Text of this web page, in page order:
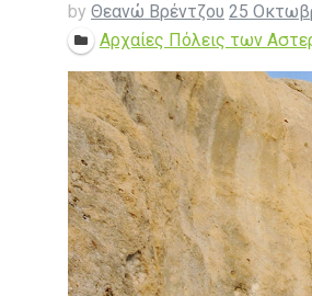
by Θεανώ Βρέντζου 25
Αρχαίες Πόλεις των